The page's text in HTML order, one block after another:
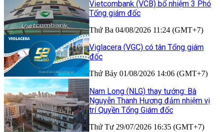
Vietcombank (VCB) bổ nhiệm 3 Phó
Tổng giám đốc
Thứ Ba 04/08/2026 11:24 (GMT+7)
Viglacera (VGC) có tân Tổng giám
đốc
Thứ Bảy 01/08/2026 14:06 (GMT+7)
Nam Long (NLG) thay tướng: Bà
Nguyễn Thanh Hương đảm nhiệm vị
trí Quyền Tổng Giám đốc
Thứ Tư 29/07/2026 16:35 (GMT+7)